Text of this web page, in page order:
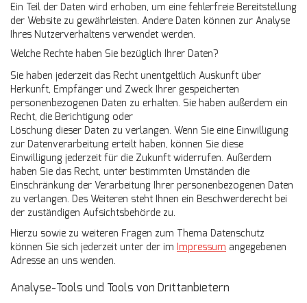
Ein Teil der Daten wird erhoben, um eine fehlerfreie Bereitstellung
der Website zu gewährleisten. Andere Daten können zur Analyse
Ihres Nutzerverhaltens verwendet werden.
Welche Rechte haben Sie bezüglich Ihrer Daten?
Sie haben jederzeit das Recht unentgeltlich Auskunft über
Herkunft, Empfänger und Zweck Ihrer gespeicherten
personenbezogenen Daten zu erhalten. Sie haben außerdem ein
Recht, die Berichtigung oder
Löschung dieser Daten zu verlangen. Wenn Sie eine Einwilligung
zur Datenverarbeitung erteilt haben, können Sie diese
Einwilligung jederzeit für die Zukunft widerrufen. Außerdem
haben Sie das Recht, unter bestimmten Umständen die
Einschränkung der Verarbeitung Ihrer personenbezogenen Daten
zu verlangen. Des Weiteren steht Ihnen ein Beschwerderecht bei
der zuständigen Aufsichtsbehörde zu.
Hierzu sowie zu weiteren Fragen zum Thema Datenschutz
können Sie sich jederzeit unter der im Impressum angegebenen
Adresse an uns wenden.
Analyse-Tools und Tools von Drittanbietern